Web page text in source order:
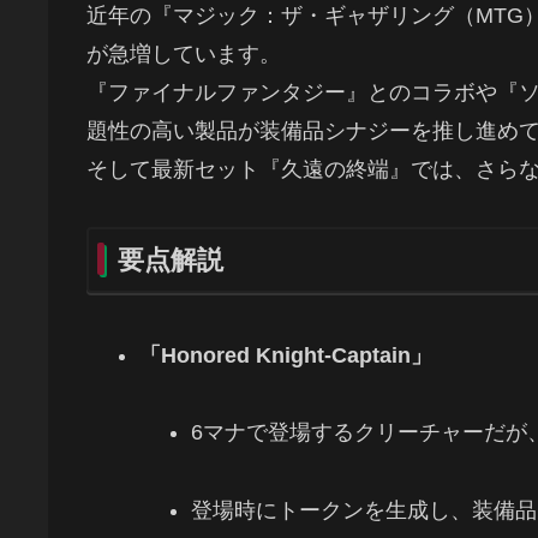
近年の『マジック：ザ・ギャザリング（
が急増しています。
『ファイナルファンタジー』とのコラボや
題性の高い製品が装備品シナジーを推し進め
そして最新セット『久遠の終端』では、さら
要点解説
「Honored Knight-Captain」
6マナで登場するクリーチャーだ
登場時にトークンを生成し、装備